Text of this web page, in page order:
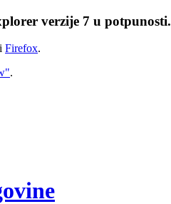
verzije 7 u potpunosti.
Firefox.
.